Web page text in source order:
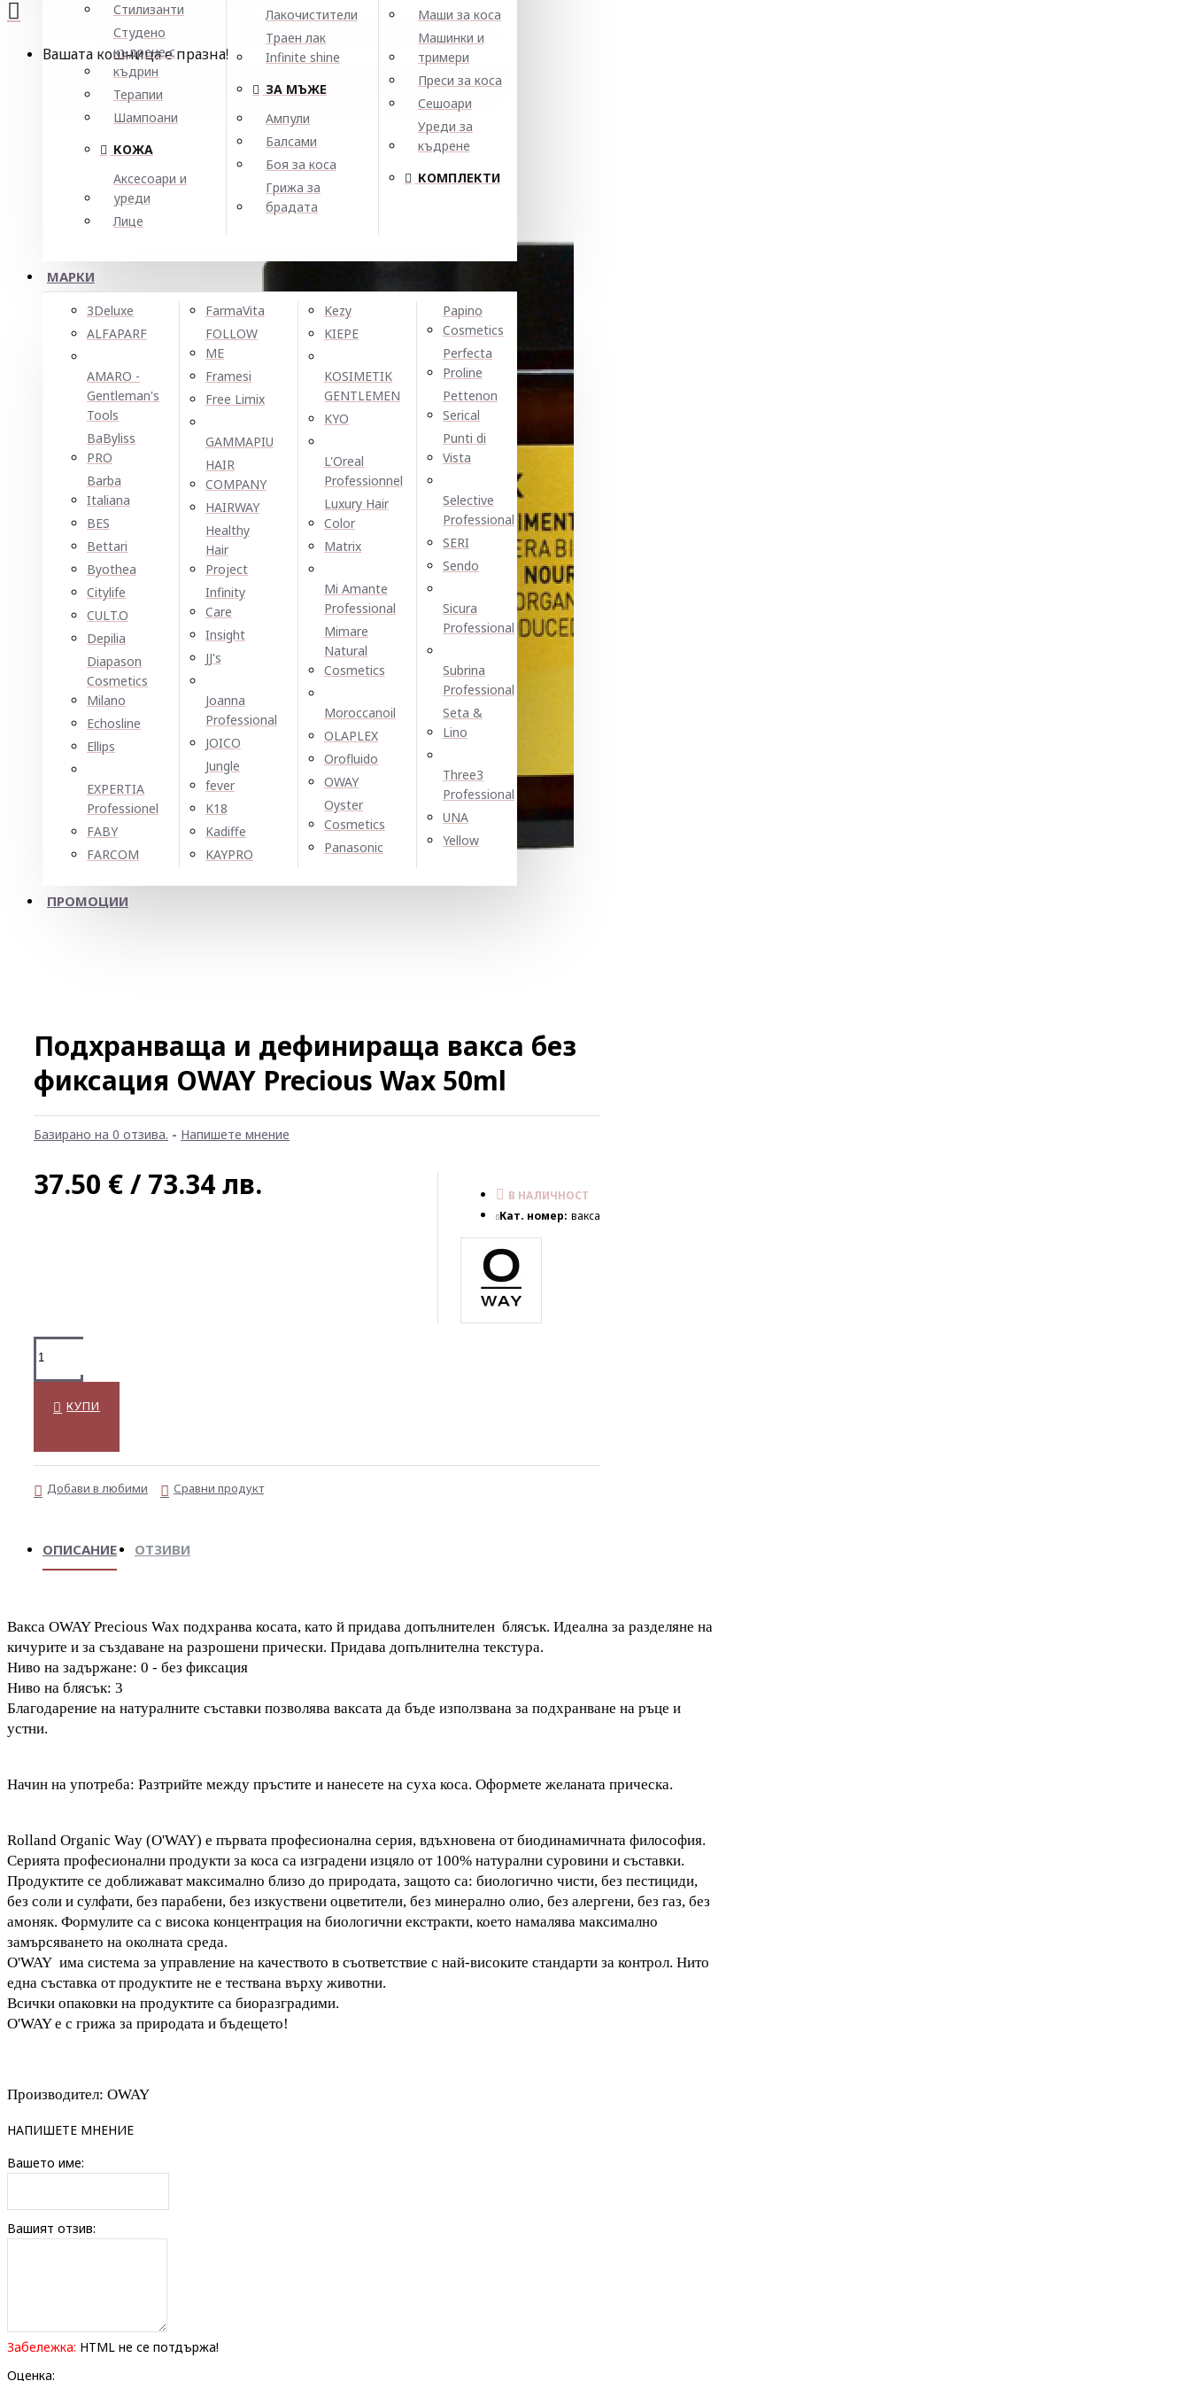
Стилизанти
Студено
къдрене с
къдрин
Терапии
Шампоани
КОЖА
Аксесоари и
уреди
Лице
Лакочистители
Траен лак
Infinite shine
ЗА МЪЖЕ
Ампули
Балсами
Боя за коса
Грижа за
брадата
Маши за коса
Машинки и
тримери
Преси за коса
Сешоари
Уреди за
къдрене
КОМПЛЕКТИ
МАРКИ
3Deluxe
ALFAPARF
AMARO -
Gentleman's
Tools
BaByliss
PRO
Barba
Italiana
BES
Bettari
Byothea
Citylife
CULT.O
Depilia
Diapason
Cosmetics
Milano
Echosline
Ellірѕ
EXPERTIA
Professionel
FABY
FARCOM
FarmaVita
FOLLOW
ME
Framesi
Free Limix
GAMMAPIU
HAIR
COMPANY
HAIRWAY
Healthy
Hair
Project
Infinity
Care
Insight
JJ's
Joanna
Professional
JOICO
Jungle
fever
K18
Kadiffe
KAYPRO
Kezy
KIEPE
KOSIMETIK
GENTLEMEN
KYO
L'Oreal
Professionnel
Luxury Hair
Color
Matrix
Mi Amante
Professional
Mimare
Natural
Cosmetics
Moroccanoil
OLAPLEX
Orofluido
OWAY
Oyster
Cosmetics
Panasonic
Papino
Cosmetics
Perfecta
Proline
Pettenon
Serical
Punti di
Vista
Selective
Professional
SERI
Sendo
Sicura
Professional
Subrina
Professional
Seta &
Lino
Three3
Professional
UNA
Yellow
ПРОМОЦИИ
Вашата кошница е празна!
Подхранваща и дефинираща вакса без
фиксация OWAY Precious Wax 50ml
Базирано на 0 отзива. - Напишете мнение
37.50 € / 73.34 лв.
В НАЛИЧНОСТ
Кат. номер: вакса
КУПИ
Добави в любими Сравни продукт
ОПИСАНИЕ ОТЗИВИ
Вакса OWAY Precious Wax подхранва косата, като й придава допълнителен блясък. Идеална за разделяне на
кичурите и за създаване на разрошени прически. Придава допълнителна текстура.
Ниво на задържане: 0 - без фиксация
Ниво на блясък: 3
Благодарение на натуралните съставки позволява ваксата да бъде използвана за подхранване на ръце и
устни.
Начин на употреба: Разтрийте между пръстите и нанесете на суха коса. Оформете желаната прическа.
Rolland Organic Way (O'WAY) е първата професионална серия, вдъхнoвена от биодинамичната философия.
Серията професионални продукти за коса са изградени изцяло от 100% натурални суровини и съставки.
Продуктите се доближават максимално близо до природата, защото са: биологично чисти, без пестициди,
без соли и сулфати, без парабени, без изкуствени оцветители, без минерално олио, без алергени, без газ, без
амоняк. Формулите са с висока концентрация на биологични екстракти, което намалява максимално
замърсяването на околната среда.
O'WAY има система за управление на качеството в съответствие с най-високите стандарти за контрол. Нито
една съставка от продуктите не е тествана върху животни.
Всички опаковки на продуктите са биоразградими.
O'WAY е с грижа за природата и бъдещето!
Производител: OWAY
НАПИШЕТЕ МНЕНИЕ
Вашето име:
Вашият отзив:
Забележка: HTML не се потдържа!
Оценка: